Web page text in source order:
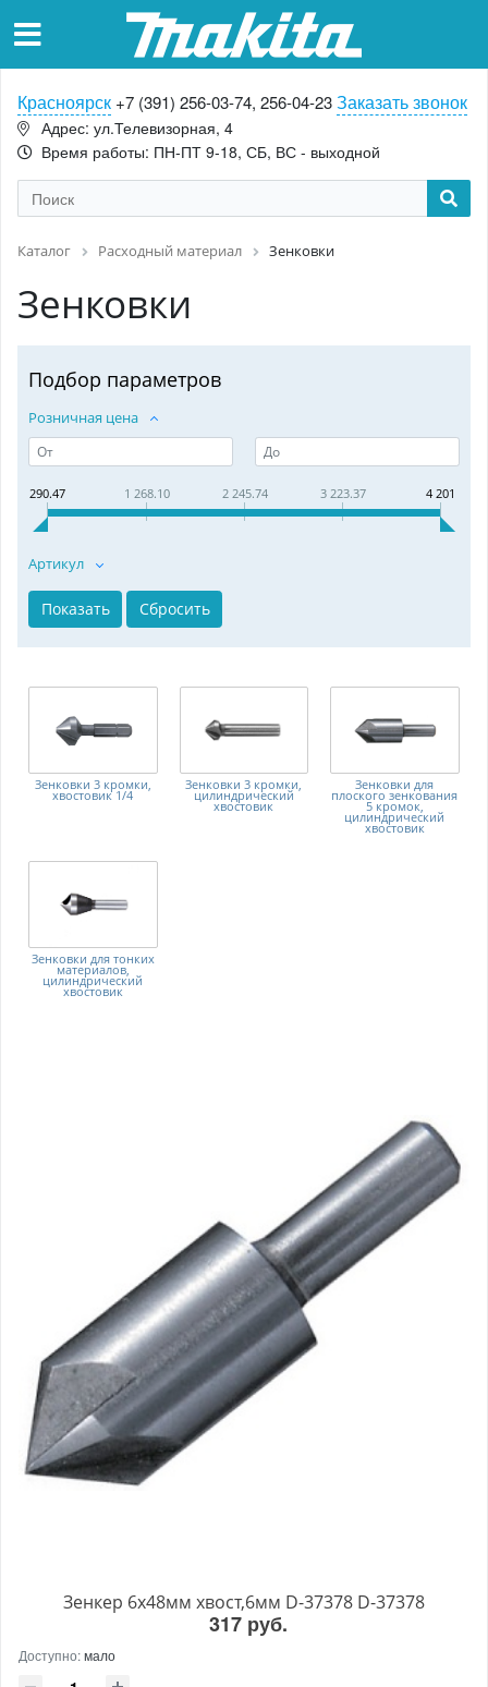
Красноярск +7 (391) 256-03-74, 256-04-23Заказать звонок
Адрес: ул.Телевизорная, 4
Время работы: ПН-ПТ 9-18, СБ, ВС - выходной
Каталог Расходный материал Зенковки
Зенковки
Подбор параметров
Розничная цена
290.47 1 268.10 2 245.74 3 223.37 4 201
Артикул
Зенковки 3 кромки,
хвостовик 1/4
Зенковки 3 кромки,
цилиндрический
хвостовик
Зенковки для
плоского зенкования
5 кромок,
цилиндрический
хвостовик
Зенковки для тонких
материалов,
цилиндрический
хвостовик
Зенкер 6х48мм хвост,6мм D-37378 D-37378
317 руб.
Доступно:мало